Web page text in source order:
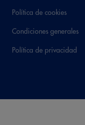
Política de cookies
Condiciones generales
Política de privacidad